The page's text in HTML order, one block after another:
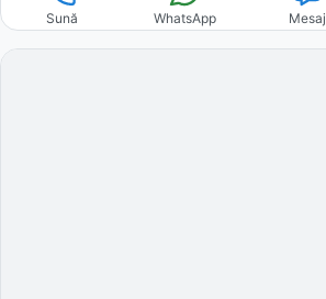
Sună WhatsApp Mesaj